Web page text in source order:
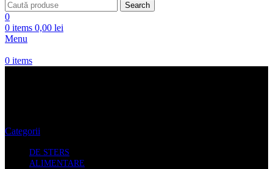
Search
0
0 items 0,00 lei
Menu
0 items
Categorii
DE STERS
ALIMENTARE